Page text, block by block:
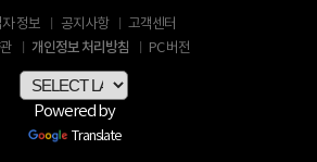
정보 공지사항
고객센터
개인정보 처리방침 PC 버전
Powered by
Translate